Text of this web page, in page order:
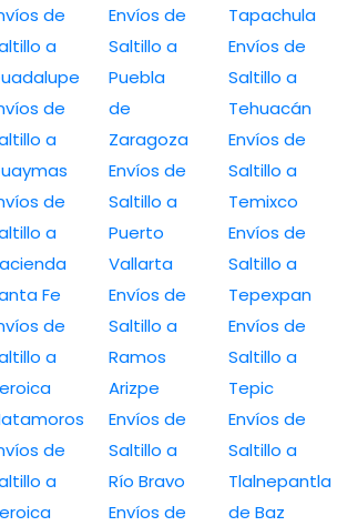
de
a
de
a
de
a
Fe
de
a
de
a
Envíos de
Saltillo a
Puebla
de
Zaragoza
Envíos de
Saltillo a
Puerto
Vallarta
Envíos de
Saltillo a
Ramos
Arizpe
Envíos de
Saltillo a
Río Bravo
Envíos de
Tapachula
Envíos de
Saltillo a
Tehuacán
Envíos de
Saltillo a
Temixco
Envíos de
Saltillo a
Tepexpan
Envíos de
Saltillo a
Tepic
Envíos de
Saltillo a
Tlalnepantla
de Baz